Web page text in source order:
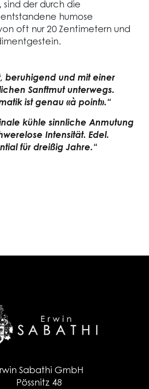
sind der durch die
humose
oft nur 20 Zentimetern und
beruhigend und mit einer
Sanftmut unterwegs.
ist genau «à point».“
kühle sinnliche Anmutung
Intensität. Edel.
für dreißig Jahre.“
Sabathi GmbH
Pössnitz 48